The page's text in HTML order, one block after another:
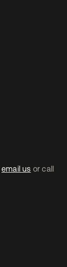
email us or call